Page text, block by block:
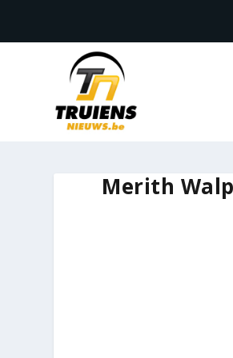
Merith